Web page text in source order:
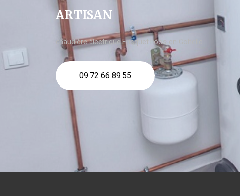
ARTISAN
chaudière électrique Frisquet Loos en Gohelle
09 72 66 89 55